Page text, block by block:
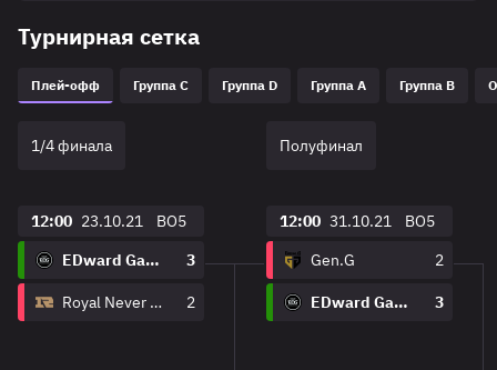
Турнирная сетка
Плей-офф Группа C Группа D Группа A Группа B
1/4 финала
12:00 23.10.21
BO5
EDward Gaming
3
Royal Never Give Up 2
Полуфинал
12:00 31.10.21
BO5
Gen.G
2
EDward Gaming 3